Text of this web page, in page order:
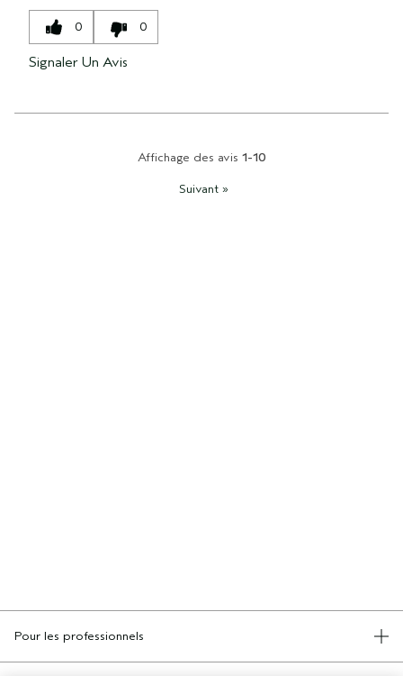
0 0
Signaler Un Avis
Affichage des avis 1-10
Suivant »
Pour les professionnels